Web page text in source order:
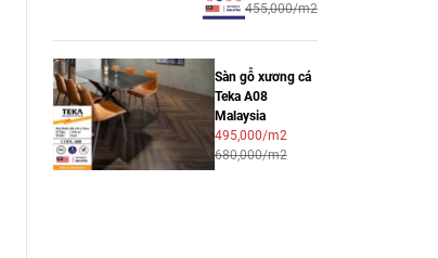
455,000/m2
Sàn gỗ xương cá
Teka A08
Malaysia
495,000/m2
680,000/m2